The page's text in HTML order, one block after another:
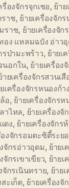
รื่องจักรจุกเชอ, ย้าย
าช, ย้ายเครื่องจักร
ราช, ย้ายเครื่องจัก
ง แหลมฉบัง อ่าว
รป่ามะพร้าว, ย้ายเ
นอกใน, ย้ายเครื่อง
ายเครื่องจักรสวนเสื
เครื่องจักรหนองก้า
อ, ย้ายเครื่องจักร
าไหล, ย้ายเครื่องจั
ดง, ย้ายเครื่องจักรห้
องจักรอมตะซิตี้ระย
จักรอ่าวอุดม, ย้ายเ
จักรเขาเขียว, ย้ายเ
จักรเนินทราย, ย้าย
ะเก็ต, ย้ายเครื่องจั